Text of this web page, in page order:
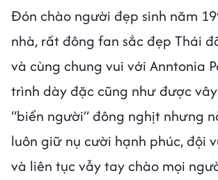
Đón chào người đẹp sinh năm
nhà, rất đông fan sắc đẹp Thái
và cùng chung vui với Anntonia
trình dày đặc cũng như được
“biển người” đông nghịt nhưng
luôn giữ nụ cười hạnh phúc, đội
và liên tục vẫy tay chào mọi